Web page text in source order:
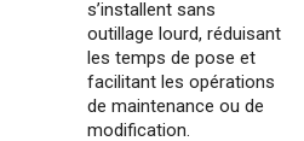
s’installent sans
outillage lourd, réduisant
les temps de pose et
facilitant les opérations
de maintenance ou de
modification.